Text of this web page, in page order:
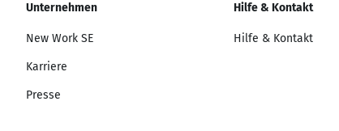
Unternehmen
New Work SE
Karriere
Presse
Hilfe & Kontakt
Hilfe & Kontakt